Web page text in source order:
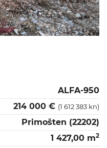
ALFA-950
214 000 € (1 612 383 kn)
Primošten (22202)
1 427,00 m2